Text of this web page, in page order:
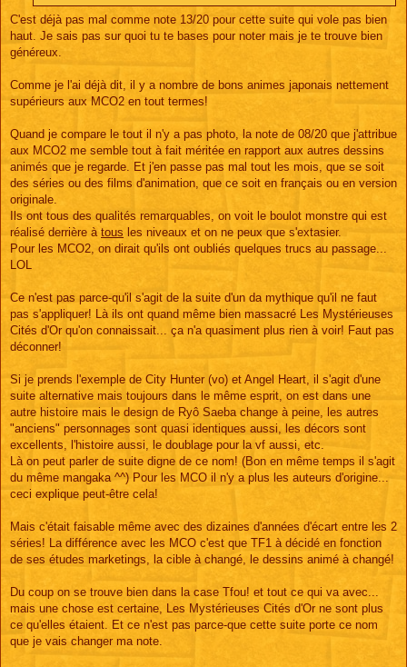
C'est déjà pas mal comme note 13/20 pour cette suite qui vole pas bien
haut. Je sais pas sur quoi tu te bases pour noter mais je te trouve bien
généreux.
Comme je l'ai déjà dit, il y a nombre de bons animes japonais nettement
supérieurs aux MCO2 en tout termes!
Quand je compare le tout il n'y a pas photo, la note de 08/20 que j'attribue
aux MCO2 me semble tout à fait méritée en rapport aux autres dessins
animés que je regarde. Et j'en passe pas mal tout les mois, que se soit
des séries ou des films d'animation, que ce soit en français ou en version
originale.
Ils ont tous des qualités remarquables, on voit le boulot monstre qui est
réalisé derrière à tous les niveaux et on ne peux que s'extasier.
Pour les MCO2, on dirait qu'ils ont oubliés quelques trucs au passage...
LOL
Ce n'est pas parce-qu'il s'agit de la suite d'un da mythique qu'il ne faut
pas s'appliquer! Là ils ont quand même bien massacré Les Mystérieuses
Cités d'Or qu'on connaissait... ça n'a quasiment plus rien à voir! Faut pas
déconner!
Si je prends l'exemple de City Hunter (vo) et Angel Heart, il s'agit d'une
suite alternative mais toujours dans le même esprit, on est dans une
autre histoire mais le design de Ryô Saeba change à peine, les autres
"anciens" personnages sont quasi identiques aussi, les décors sont
excellents, l'histoire aussi, le doublage pour la vf aussi, etc.
Là on peut parler de suite digne de ce nom! (Bon en même temps il s'agit
du même mangaka ^^) Pour les MCO il n'y a plus les auteurs d'origine...
ceci explique peut-être cela!
Mais c'était faisable même avec des dizaines d'années d'écart entre les 2
séries! La différence avec les MCO c'est que TF1 à décidé en fonction
de ses études marketings, la cible à changé, le dessins animé à changé!
Du coup on se trouve bien dans la case Tfou! et tout ce qui va avec...
mais une chose est certaine, Les Mystérieuses Cités d'Or ne sont plus
ce qu'elles étaient. Et ce n'est pas parce-que cette suite porte ce nom
que je vais changer ma note.